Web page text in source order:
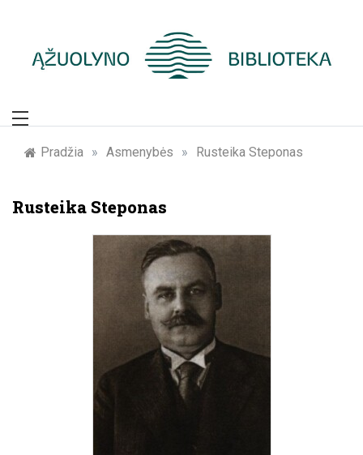
Žymūs Kauno
žmonės: atminimo
įamžinimas
Pradžia » Asmenybės » Rusteika Steponas
Rusteika Steponas